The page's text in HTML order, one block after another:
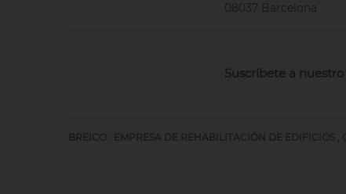
08037 Barcelona
Suscríbete a
BREICO : EMPRESA DE REHABILITACIÓN DE EDIFICIOS